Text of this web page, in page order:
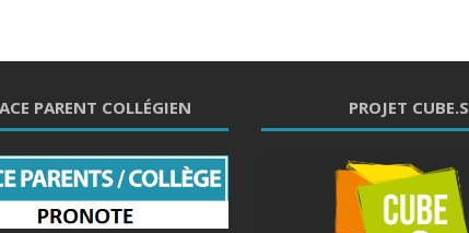
PARENT COLLÉGIEN PROJET CUBE.S